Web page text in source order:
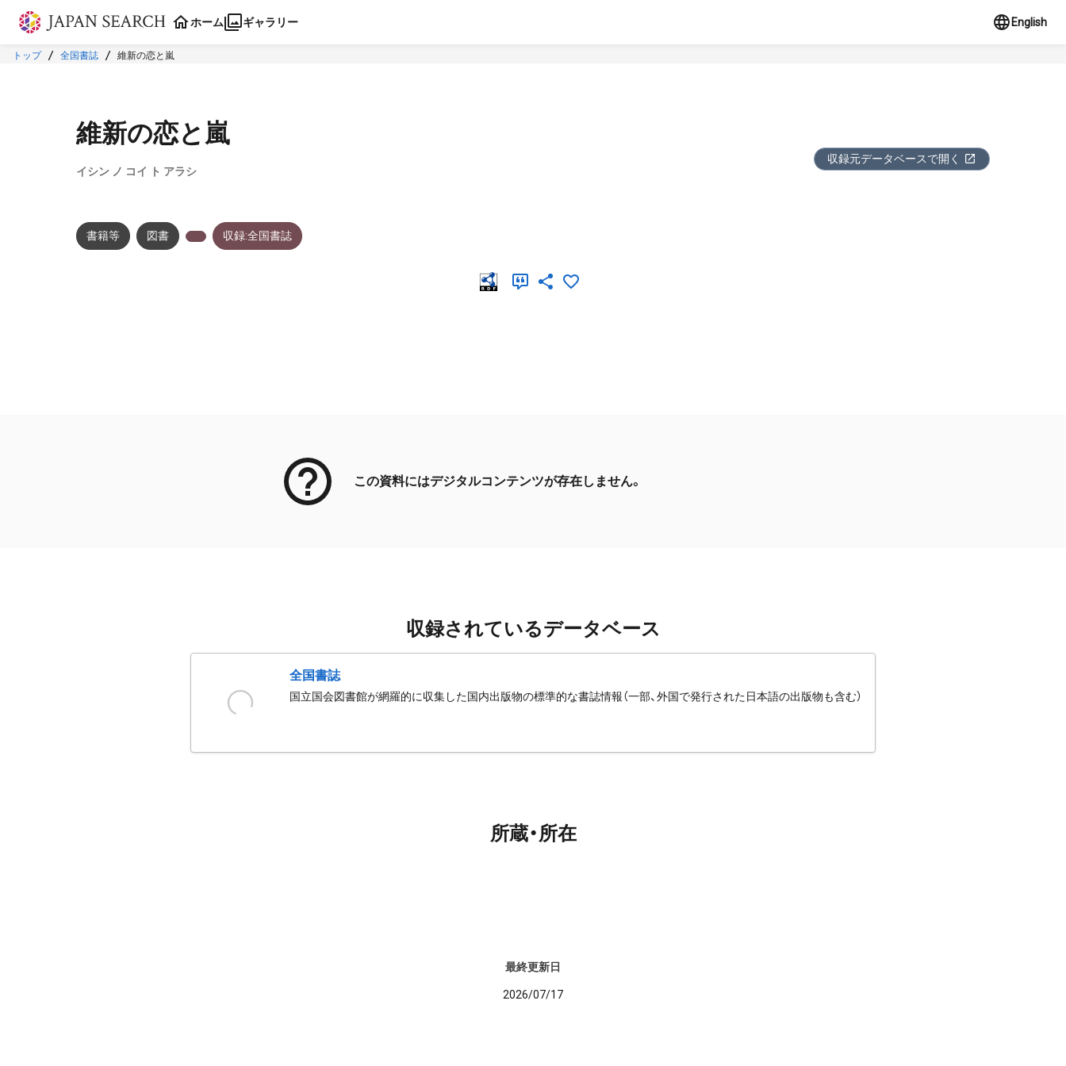
本文に飛ぶ
ホーム ギャラリー English
トップ 全国書誌 維新の恋と嵐
維新の恋と嵐
イシン ノ コイ ト アラシ
収録元データベースで開く
書籍等 図書 収録:全国書誌
この資料にはデジタルコンテンツが存在しません。
収録されているデータベース
全国書誌
国立国会図書館が網羅的に収集した国内出版物の標準的な書誌情報（一部、外国で発行された日本語の出版物も含む）
所蔵・所在
最終更新日
2026/07/17